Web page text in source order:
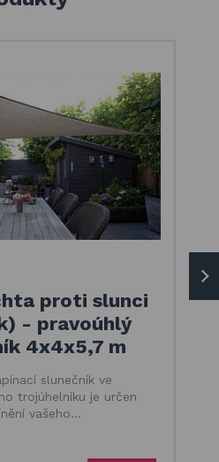
proti slunci
- pravoúhlý
4x4x5,7 m
slunečník ve
trojúhelníku je určen
vašeho…